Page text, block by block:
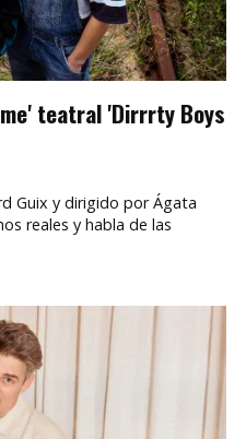
teatral 'Dirrrty Boys
Guix y dirigido por Ágata
reales y habla de las